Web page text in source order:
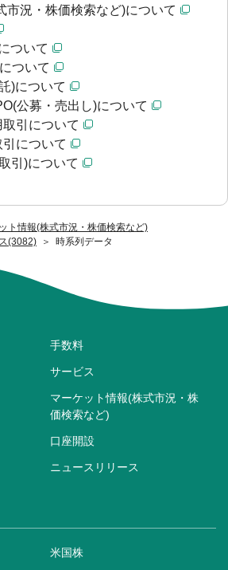
ト情報(株式市況・株価検索など)
(3082)
時系列データ
市況・株価検索など)について
ついて
ついて
)について
公募・売出し)について
引について
について
引)について
手数料
サービス
マーケット情報(株式市況・株
価検索など)
口座開設
ニュースリリース
米国株